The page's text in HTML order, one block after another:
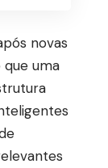
novas
que uma